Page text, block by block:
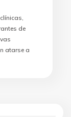
de
atarse a